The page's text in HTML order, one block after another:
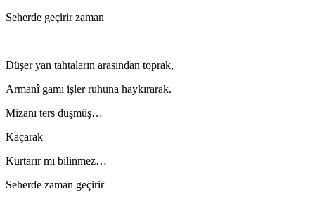
Seherde geçirir zaman
Düşer yan tahtaların arasından toprak,
Armanî gamı işler ruhuna haykırarak.
Mizanı ters düşmüş…
Kaçarak
Kurtarır mı bilinmez…
Seherde zaman geçirir